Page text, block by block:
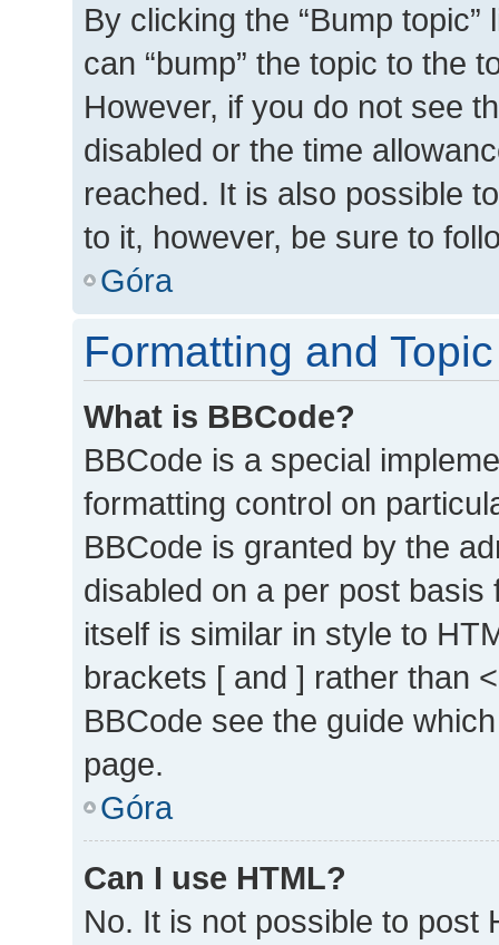
By clicking the “Bump
can “bump” the topic to the
However, if you do not see
disabled or the time
reached. It is also possible
to it, however, be sure to
Góra
Formatting and
What is BBCode?
BBCode is a special
formatting control on
BBCode is granted by the
disabled on a per post
itself is similar in style to
brackets [ and ] rather than
BBCode see the guide
page.
Góra
Can I use HTML?
No. It is not possible to post